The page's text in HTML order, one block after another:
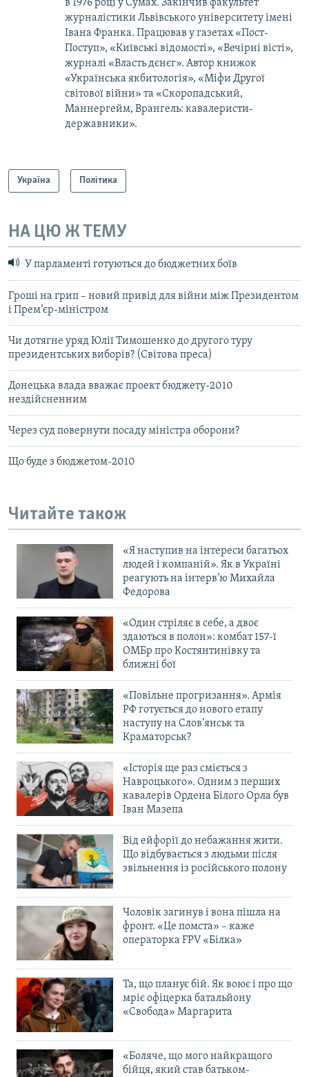
в 1976 році у Сумах. Закінчив факультет
журналістики Львівського університету імені
Івана Франка. Працював у газетах «Пост-
Поступ», «Київські відомості», «Вечірні вісті»,
журналі «Власть дєнєг». Автор книжок
«Українська якбитологія», «Міфи Другої
світової війни» та «Скоропадський,
Маннергейм, Врангель: кавалеристи-
державники».
Україна Політика
НА ЦЮ Ж ТЕМУ
У парламенті готуються до бюджетних боїв
Гроші на грип – новий привід для війни між Президентом
і Прем’єр-міністром
Чи дотягне уряд Юлії Тимошенко до другого туру
президентських виборів? (Світова преса)
Донецька влада вважає проект бюджету-2010
нездійсненним
Через суд повернути посаду міністра оборони?
Що буде з бюджетом-2010
Читайте також
«Я наступив на інтереси багатьох
людей і компаній». Як в Україні
реагують на інтерв’ю Михайла
Федорова
«Один стріляє в себе, а двоє
здаються в полон»: комбат 157-ї
ОМБр про Костянтинівку та
ближні бої
«Повільне прогризання». Армія
РФ готується до нового етапу
наступу на Слов’янськ та
Краматорськ?
«Історія ще раз сміється з
Навроцького». Одним з перших
кавалерів Ордена Білого Орла був
Іван Мазепа
Від ейфорії до небажання жити.
Що відбувається з людьми після
звільнення із російського полону
Чоловік загинув і вона пішла на
фронт. «Це помста» – каже
операторка FPV «Білка»
Та, що планує бій. Як воює і про що
мріє офіцерка батальйону
«Свобода» Маргарита
«Боляче, що мого найкращого
бійця, який став батьком-